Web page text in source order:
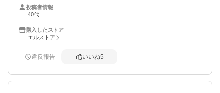
投稿者情報
40代
購入したストア
エルストア
違反報告 いいね5